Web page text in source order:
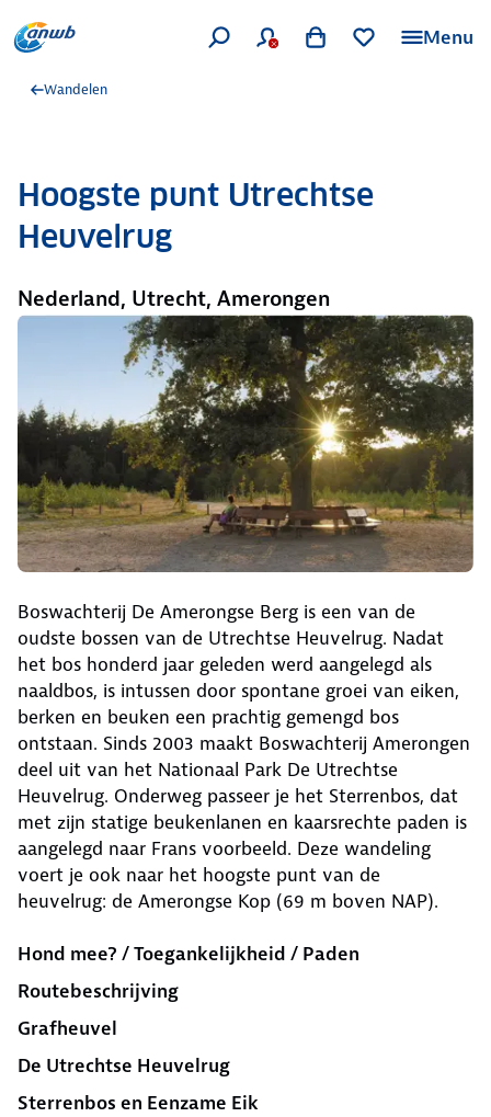
Menu
Wandelen
Hoogste punt Utrechtse
Heuvelrug
Nederland, Utrecht, Amerongen
Boswachterij De Amerongse Berg is een van de
oudste bossen van de Utrechtse Heuvelrug. Nadat
het bos honderd jaar geleden werd aangelegd als
naaldbos, is intussen door spontane groei van eiken,
berken en beuken een prachtig gemengd bos
ontstaan. Sinds 2003 maakt Boswachterij Amerongen
deel uit van het Nationaal Park De Utrechtse
Heuvelrug. Onderweg passeer je het Sterrenbos, dat
met zijn statige beukenlanen en kaarsrechte paden is
aangelegd naar Frans voorbeeld. Deze wandeling
voert je ook naar het hoogste punt van de
heuvelrug: de Amerongse Kop (69 m boven NAP).
Hond mee? / Toegankelijkheid / Paden
Routebeschrijving
Grafheuvel
De Utrechtse Heuvelrug
Sterrenbos en Eenzame Eik